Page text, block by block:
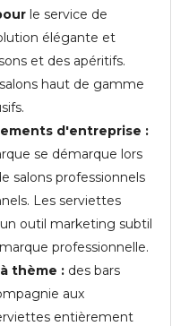
le service de
élégante et
et des apéritifs.
haut de gamme
d'entreprise :
se démarque lors
salons professionnels
Les serviettes
outil marketing subtil
professionnelle.
thème : des bars
aux
entièrement